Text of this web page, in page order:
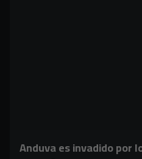
Anduva es invadido por